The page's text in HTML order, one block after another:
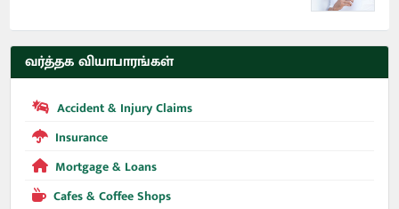
வர்த்தக வியாபாரங்கள்
Accident & Injury Claims
Insurance
Mortgage & Loans
Cafes & Coffee Shops